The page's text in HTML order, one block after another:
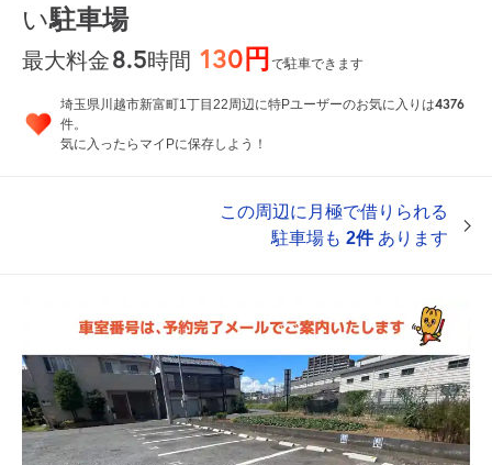
い駐車場
最大料金8.5時間 130円で駐車できます
埼玉県川越市新富町1丁目22周辺に特Pユーザーのお気に入りは4376
件。
気に入ったらマイPに保存しよう！
この周辺に月極で借りられる
駐車場も 2件あります